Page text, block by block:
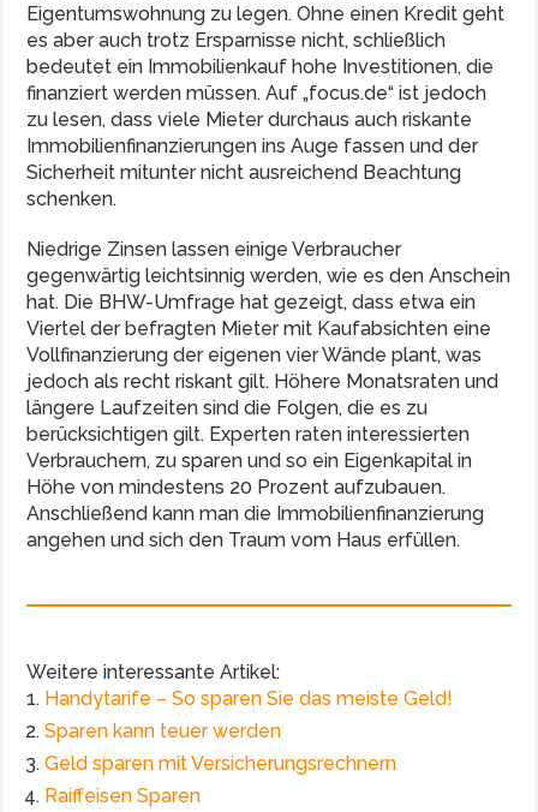
Eigentumswohnung zu legen. Ohne einen Kredit geht
es aber auch trotz Ersparnisse nicht, schließlich
bedeutet ein Immobilienkauf hohe Investitionen, die
finanziert werden müssen. Auf „focus.de“ ist jedoch
zu lesen, dass viele Mieter durchaus auch riskante
Immobilienfinanzierungen ins Auge fassen und der
Sicherheit mitunter nicht ausreichend Beachtung
schenken.
Niedrige Zinsen lassen einige Verbraucher
gegenwärtig leichtsinnig werden, wie es den Anschein
hat. Die BHW-Umfrage hat gezeigt, dass etwa ein
Viertel der befragten Mieter mit Kaufabsichten eine
Vollfinanzierung der eigenen vier Wände plant, was
jedoch als recht riskant gilt. Höhere Monatsraten und
längere Laufzeiten sind die Folgen, die es zu
berücksichtigen gilt. Experten raten interessierten
Verbrauchern, zu sparen und so ein Eigenkapital in
Höhe von mindestens 20 Prozent aufzubauen.
Anschließend kann man die Immobilienfinanzierung
angehen und sich den Traum vom Haus erfüllen.
Weitere interessante Artikel:
Handytarife – So sparen Sie das meiste Geld!
Sparen kann teuer werden
Geld sparen mit Versicherungsrechnern
Raiffeisen Sparen